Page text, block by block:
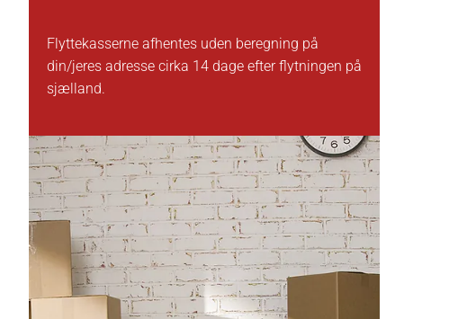
Flyttekasserne afhentes uden beregning på
din/jeres adresse cirka 14 dage efterflytningen på
sjælland.